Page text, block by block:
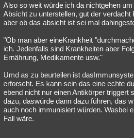
Also so weit würde ich da nichtgehen
Absicht zu unterstellen, gut der verdacht
aber ob das absicht ist sei mal
"Ob man aber eineKrankheit
ich. Jedenfalls sind Krankheiten aber
Ernährung, Medikamente usw."
Umd as zu beurteilen ist
erforscht. Es kann sein das eine echte
ebend nicht nur einen Antikörper triggert
dazu, daswürde dann dazu führen, das
auch noch immunisiert würden. Wasbei
Fall wäre.